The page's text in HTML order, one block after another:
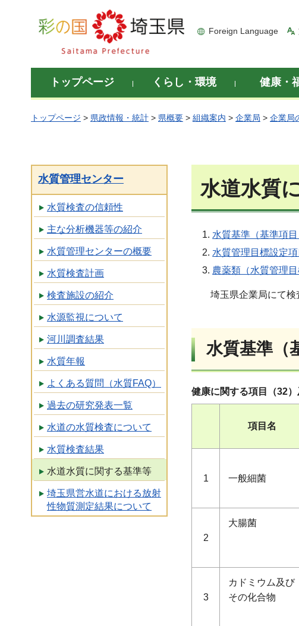
彩の国 埼玉県
Foreign Language
トップページ くらし・環境 健康・
トップページ > 県政情報・統計 > 県概要 > 組織案内 > 企業局 > 企業局
水質管理センター
水質検査の信頼性
主な分析機器等の紹介
水質管理センターの概要
水質検査計画
検査施設の紹介
水源監視について
河川調査結果
水質年報
よくある質問（水質FAQ）
過去の研究発表一覧
水道の水質検査について
水質検査結果
水道水質に関する基準等
埼玉県営水道における放射
性物質測定結果について
水道水質
水質基準（基準項
水質管理目標設定
農薬類（水質管理
埼玉県企業局にて検
水質基準（
健康に関する項目（32
項目名
1 一般細菌
2
大腸菌
3
カドミウム及び
その化合物